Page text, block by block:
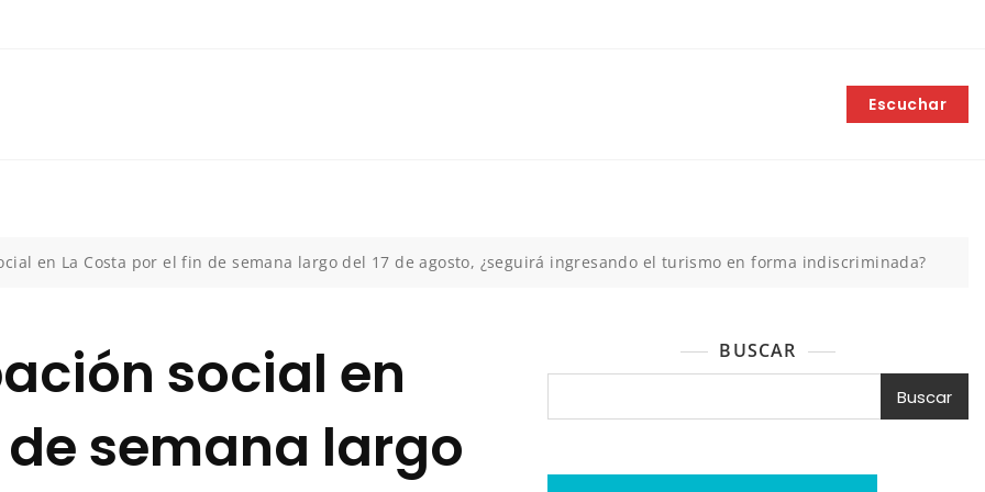
Escuchar
en La Costa por el fin de semana largo del 17 de agosto, ¿seguirá ingresando el turismo en forma indiscriminada?
social en
semana largo
BUSCAR
Buscar